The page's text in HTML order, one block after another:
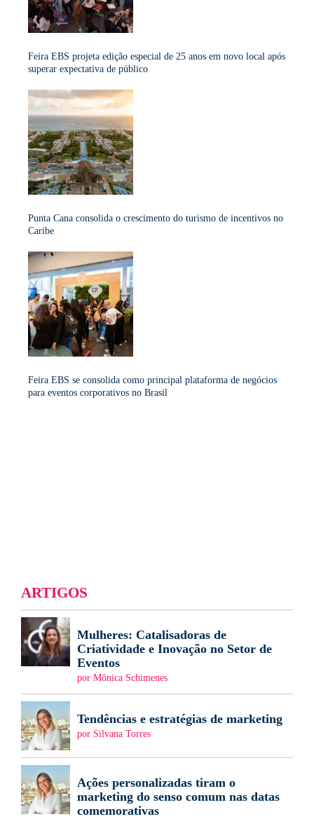
Feira EBS projeta edição especial de 25 anos em novo local após
superar expectativa de público
Punta Cana consolida o crescimento do turismo de incentivos no
Caribe
Feira EBS se consolida como principal plataforma de negócios
para eventos corporativos no Brasil
ARTIGOS
Mulheres: Catalisadoras de
Criatividade e Inovação no Setor de
Eventos
por Mônica Schimenes
Tendências e estratégias de marketing
por Silvana Torres
Ações personalizadas tiram o
marketing do senso comum nas datas
comemorativas